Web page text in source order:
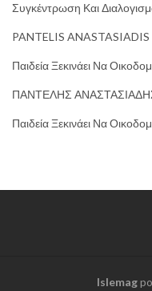
Συγκέντρωση Και
PANTELIS ANASTASIADIS
Παιδεία Ξεκινάει Να
ΠΑΝΤΕΛΗΣ
Παιδεία Ξεκινάει Να
Islemag